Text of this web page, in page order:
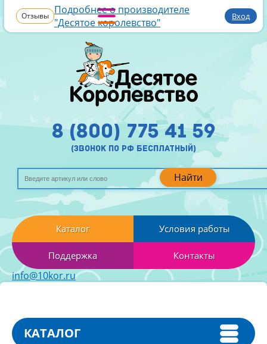
Отзывы Подробнее о производителе
"Десятое королевство"
Вход
Найти
8 (800) 775 41 59
(звонок по рф бесплатный)
Каталог Условия работы
Поддержка Контакты
info@10kor.ru
КАТАЛОГ